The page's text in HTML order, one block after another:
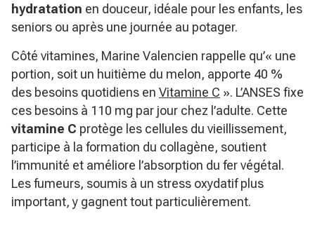
hydratation en douceur, idéale pour les enfants, les
seniors ou après une journée au potager.
Côté vitamines, Marine Valencien rappelle qu’« une
portion, soit un huitième du melon, apporte 40 %
des besoins quotidiens en Vitamine C ». L’ANSES fixe
ces besoins à 110 mg par jour chez l’adulte. Cette
vitamine C protège les cellules du vieillissement,
participe à la formation du collagène, soutient
l’immunité et améliore l’absorption du fer végétal.
Les fumeurs, soumis à un stress oxydatif plus
important, y gagnent tout particulièrement.